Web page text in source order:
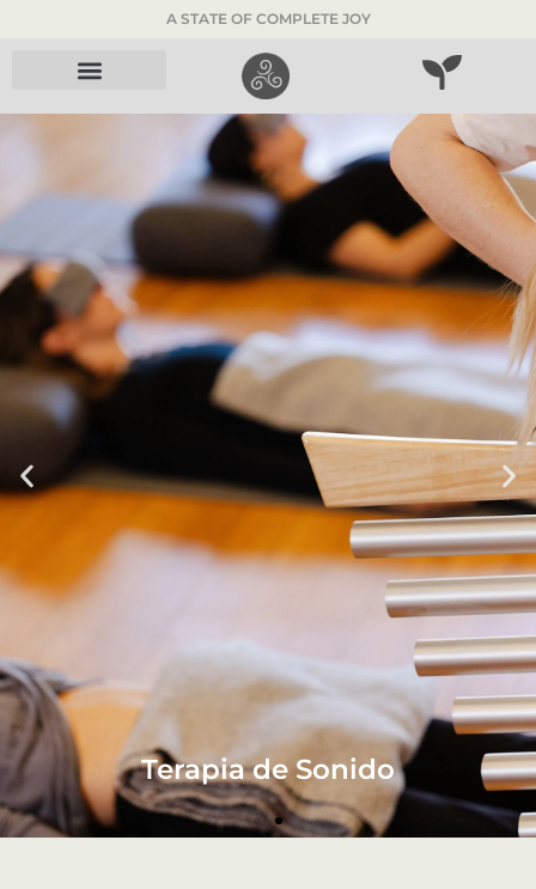
A STATE OF COMPLETE JOY
Terapia de Sonido
Terapia de Sonido
Terapia de Sonido
Terapia de Sonido
Terapia de Sonido
Terapia de Sonido